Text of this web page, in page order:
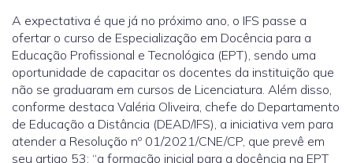
A expectativa é que já no próximo ano, o IFS passe a
ofertar o curso de Especialização em Docência para a
Educação Profissional e Tecnológica (EPT), sendo uma
oportunidade de capacitar os docentes da instituição que
não se graduaram em cursos de Licenciatura. Além disso,
conforme destaca Valéria Oliveira, chefe do Departamento
de Educação a Distância (DEAD/IFS), a iniciativa vem para
atender a Resolução nº 01/2021/CNE/CP, que prevê em
seu artigo 53: “a formação inicial para a docência na EPT